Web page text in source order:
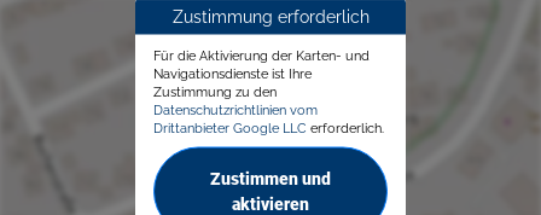
Zustimmung erforderlich
Für die Aktivierung der Karten- und
Navigationsdienste ist Ihre
Zustimmung zu den
Datenschutzrichtlinien vom
Drittanbieter Google LLC erforderlich.
Zustimmen und
aktivieren